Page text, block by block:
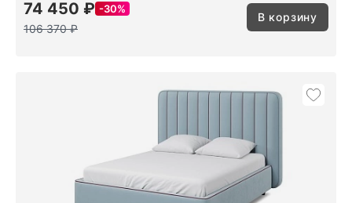
74 450 ₽ 30%
106 370 ₽
В корзину